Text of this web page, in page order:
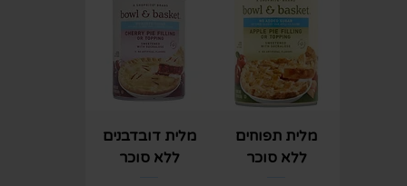
מלית תפוחים
ללא סוכר
מלית דובדבנים
ללא סוכר